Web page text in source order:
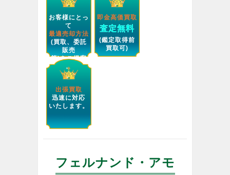
お客様にとっ
て
最適売却方法
(買取、委託
販売
等)をご提案
します。
即金高価買取
査定無料
(鑑定取得前
買取可)
出張買取
迅速に対応
いたします。
フェルナンド・アモ